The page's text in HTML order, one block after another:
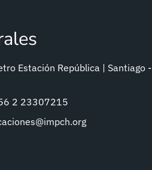
Estación República | Santiago -
2 23307215